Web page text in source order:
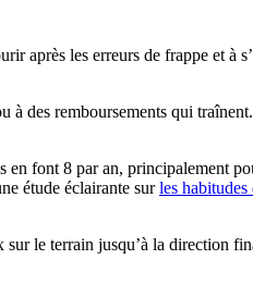
après les erreurs de frappe et à
à des remboursements qui
en font 8 par an, principalement
étude éclairante surles habitudes
le terrain jusqu’à la direction